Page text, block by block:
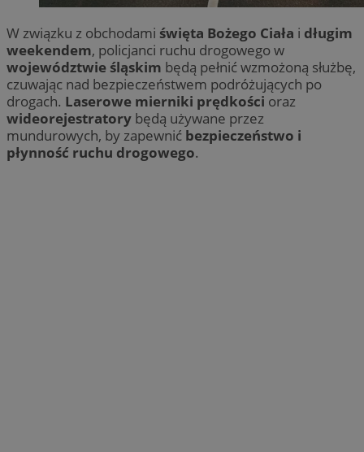
W związku z obchodami święta Bożego Ciała i długim
weekendem, policjanci ruchu drogowego w
województwie śląskim będą pełnić wzmożoną służbę,
czuwając nad bezpieczeństwem podróżujących po
drogach. Laserowe mierniki prędkości oraz
wideorejestratory będą używane przez
mundurowych, by zapewnić bezpieczeństwo i
płynność ruchu drogowego.